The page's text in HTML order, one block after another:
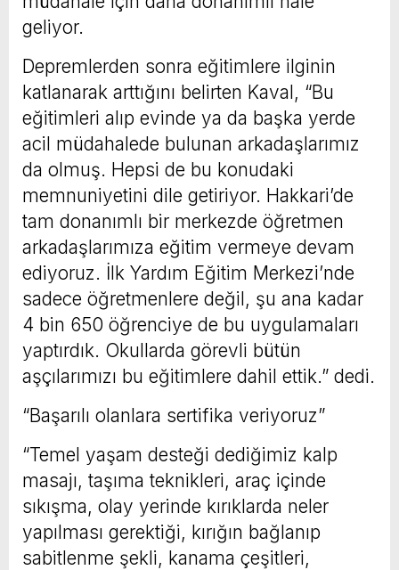
geliyor.
Depremlerden sonra eğitimlere ilginin
katlanarak arttığını belirten Kaval, “Bu
eğitimleri alıp evinde ya da başka yerde
acil müdahalede bulunan arkadaşlarımız
da olmuş. Hepsi de bu konudaki
memnuniyetini dile getiriyor. Hakkari’de
tam donanımlı bir merkezde öğretmen
arkadaşlarımıza eğitim vermeye devam
ediyoruz. İlk Yardım Eğitim Merkezi’nde
sadece öğretmenlere değil, şu ana kadar
4 bin 650 öğrenciye de bu uygulamaları
yaptırdık. Okullarda görevli bütün
aşçılarımızı bu eğitimlere dahil ettik.” dedi.
“Başarılı olanlara sertifika veriyoruz”
“Temel yaşam desteği dediğimiz kalp
masajı, taşıma teknikleri, araç içinde
sıkışma, olay yerinde kırıklarda neler
yapılması gerektiği, kırığın bağlanıp
sabitlenme şekli, kanama çeşitleri,